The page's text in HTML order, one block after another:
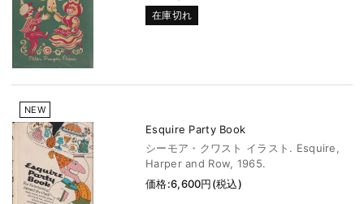
在庫切れ
NEW
Esquire Party Book
シーモア・クワスト イラスト. Esquire,
Harper and Row, 1965.
価格:6,600円(税込)